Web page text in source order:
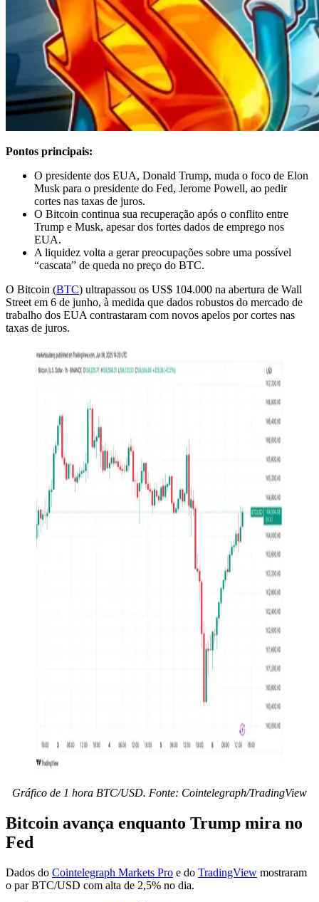
Pontos principais:
O presidente dos EUA, Donald Trump, muda o foco de Elon
Musk para o presidente do Fed, Jerome Powell, ao pedir
cortes nas taxas de juros.
O Bitcoin continua sua recuperação após o conflito entre
Trump e Musk, apesar dos fortes dados de emprego nos
EUA.
A liquidez volta a gerar preocupações sobre uma possível
“cascata” de queda no preço do BTC.
O Bitcoin (BTC) ultrapassou os US$ 104.000 na abertura de Wall
Street em 6 de junho, à medida que dados robustos do mercado de
trabalho dos EUA contrastaram com novos apelos por cortes nas
taxas de juros.
Gráfico de 1 hora BTC/USD. Fonte: Cointelegraph/TradingView
Bitcoin avança enquanto Trump mira no
Fed
Dados do Cointelegraph Markets Pro e do TradingView mostraram
o par BTC/USD com alta de 2,5% no dia.